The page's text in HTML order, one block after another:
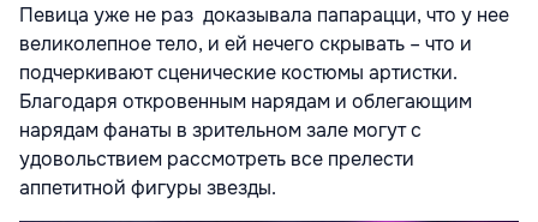
Певица уже не раз доказывала папарацци, что у нее
великолепное тело, и ей нечего скрывать – что и
подчеркивают сценические костюмы артистки.
Благодаря откровенным нарядам и облегающим
нарядам фанаты в зрительном зале могут с
удовольствием рассмотреть все прелести
аппетитной фигуры звезды.